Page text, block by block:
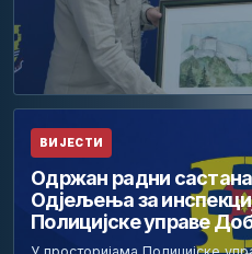
ВИЈЕСТИ
Одржан радни
Одјељења за
Полицијске управе